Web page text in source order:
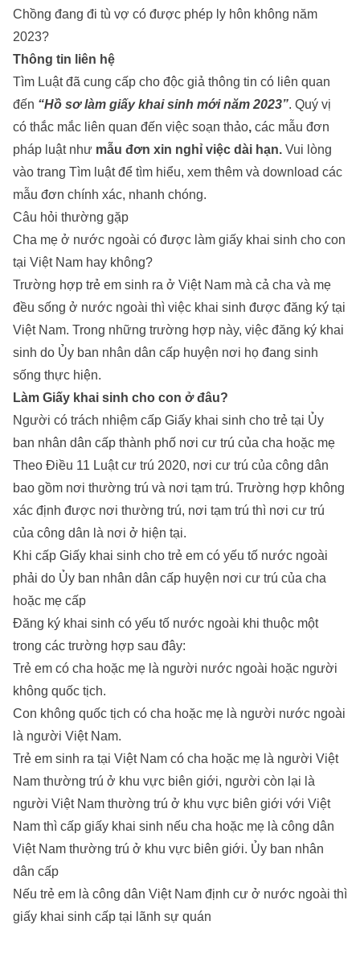
Chồng đang đi tù vợ có được phép ly hôn không năm
2023?
Thông tin liên hệ
Tìm Luật đã cung cấp cho độc giả thông tin có liên quan
đến “Hồ sơ làm giấy khai sinh mới năm 2023”. Quý vị
có thắc mắc liên quan đến việc soạn thảo, các mẫu đơn
pháp luật như mẫu đơn xin nghỉ việc dài hạn. Vui lòng
vào trang Tìm luậtđể tìm hiểu, xem thêm và download các
mẫu đơn chính xác, nhanh chóng.
Câu hỏi thường gặp
Cha mẹ ở nước ngoài có được làm giấy khai sinh cho con
tại Việt Nam hay không?
Trường hợp trẻ em sinh ra ở Việt Nam mà cả cha và mẹ
đều sống ở nước ngoài thì việc khai sinh được đăng ký tại
Việt Nam. Trong những trường hợp này, việc đăng ký khai
sinh do Ủy ban nhân dân cấp huyện nơi họ đang sinh
sống thực hiện.
Làm Giấy khai sinh cho con ở đâu?
Người có trách nhiệm cấp Giấy khai sinh cho trẻ tại Ủy
ban nhân dân cấp thành phố nơi cư trú của cha hoặc mẹ
Theo Điều 11 Luật cư trú 2020, nơi cư trú của công dân
bao gồm nơi thường trú và nơi tạm trú. Trường hợp không
xác định được nơi thường trú, nơi tạm trú thì nơi cư trú
của công dân là nơi ở hiện tại.
Khi cấp Giấy khai sinh cho trẻ em có yếu tố nước ngoài
phải do Ủy ban nhân dân cấp huyện nơi cư trú của cha
hoặc mẹ cấp
Đăng ký khai sinh có yếu tố nước ngoài khi thuộc một
trong các trường hợp sau đây:
Trẻ em có cha hoặc mẹ là người nước ngoài hoặc người
không quốc tịch.
Con không quốc tịch có cha hoặc mẹ là người nước ngoài
là người Việt Nam.
Trẻ em sinh ra tại Việt Nam có cha hoặc mẹ là người Việt
Nam thường trú ở khu vực biên giới, người còn lại là
người Việt Nam thường trú ở khu vực biên giới với Việt
Nam thì cấp giấy khai sinh nếu cha hoặc mẹ là công dân
Việt Nam thường trú ở khu vực biên giới. Ủy ban nhân
dân cấp
Nếu trẻ em là công dân Việt Nam định cư ở nước ngoài thì
giấy khai sinh cấp tại lãnh sự quán